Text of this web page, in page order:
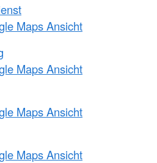
Maps Ansicht
Maps Ansicht
Maps Ansicht
Maps Ansicht